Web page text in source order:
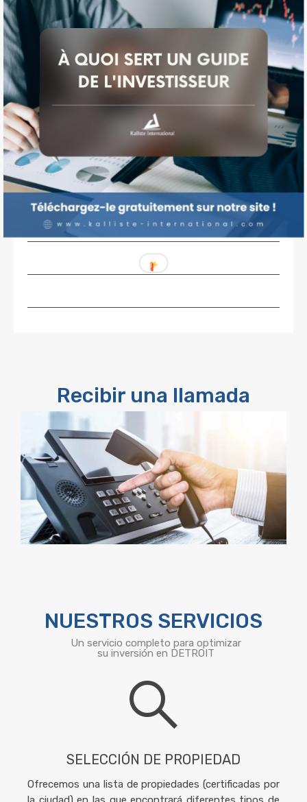
Recibir una llamada
NUESTROS SERVICIOS
Un servicio completo para optimizar
su inversión en DETROIT
SELECCIÓN DE PROPIEDAD
Ofrecemos una lista de propiedades (certificadas por
Guide
Investisseur